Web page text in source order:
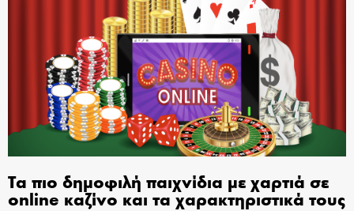
Τα πιο δημοφιλή παιχνίδια με χαρτιά σε
online καζίνο και τα χαρακτηριστικά τους